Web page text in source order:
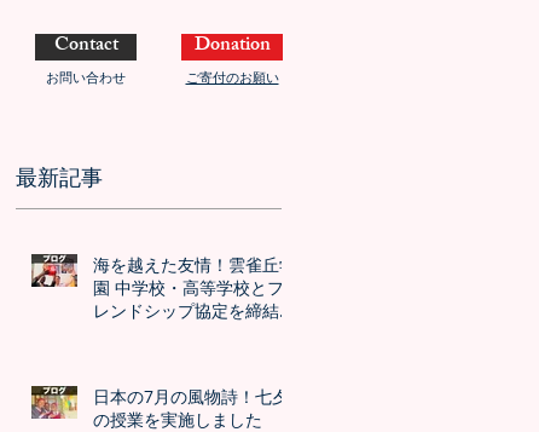
Contact
お問い合わせ
Donation
ご寄付のお願い
最新記事
海を越えた友情！雲雀丘学
園 中学校・高等学校とフ
レンドシップ協定を締結し
日本の7月の風物詩！七夕
の授業を実施しました